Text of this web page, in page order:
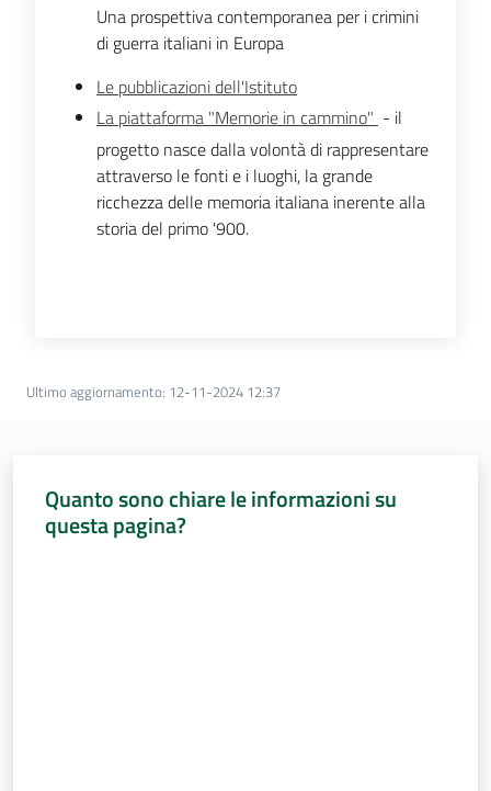
Una prospettiva contemporanea per i crimini
di guerra italiani in Europa
Le pubblicazioni dell'Istituto
La piattaforma "Memorie in cammino" - il
progetto nasce dalla volontà di rappresentare
attraverso le fonti e i luoghi, la grande
ricchezza delle memoria italiana inerente alla
storia del primo '900.
Ultimo aggiornamento: 12-11-2024 12:37
Quanto sono chiare le informazioni su
questa pagina?